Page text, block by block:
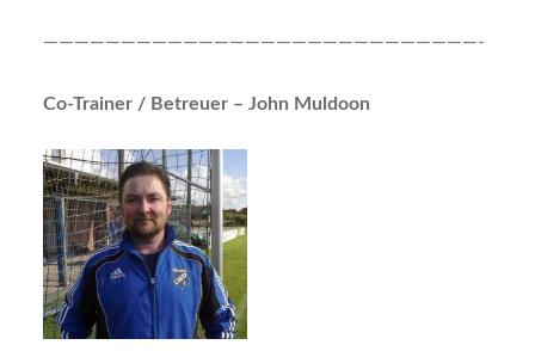
————————————————————————————-
Co-Trainer / Betreuer – John Muldoon